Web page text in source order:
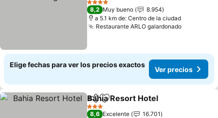
4 Estrellas
8,2 Muy bueno
8.954
a 5.1 km de: Centro de la ciudad
Restaurante ARLO galardonado
Elige fechas para ver los precios exactos
Ver precios
CompartirAgregar a favoritos
Bahia Resort Hotel
3 Estrellas
8,6 Excelente
16.701